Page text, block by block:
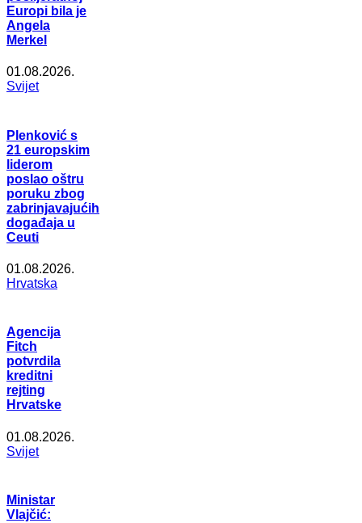
Europi bila je
Angela
Merkel
01.08.2026.
Svijet
Plenković s
21 europskim
liderom
poslao oštru
poruku zbog
zabrinjavajućih
događaja u
Ceuti
01.08.2026.
Hrvatska
Agencija
Fitch
potvrdila
kreditni
rejting
Hrvatske
01.08.2026.
Svijet
Ministar
Vlajčić: